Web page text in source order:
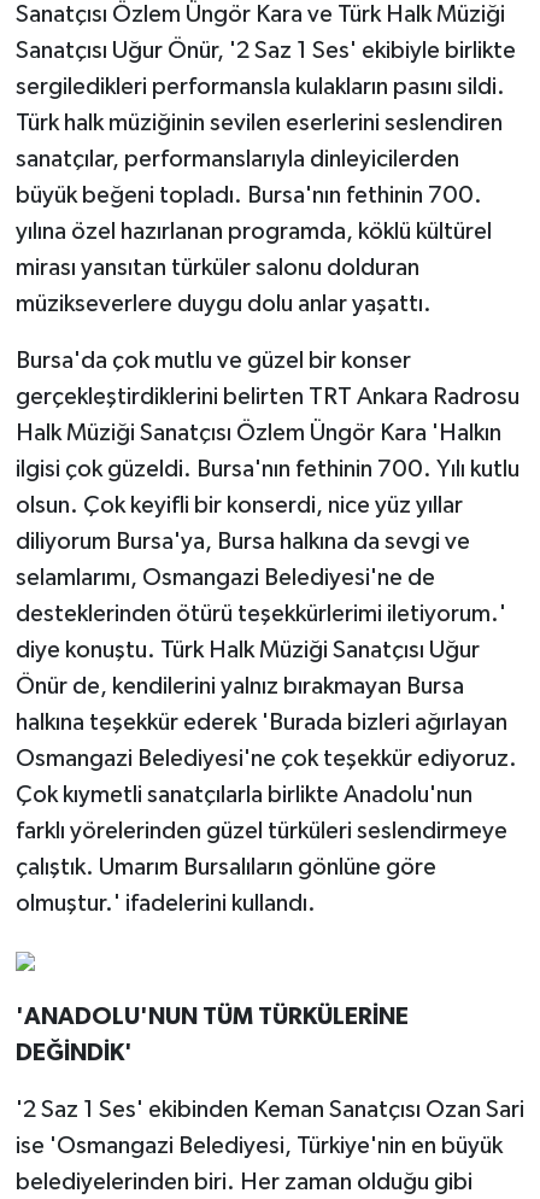
Sanatçısı Özlem Üngör Kara ve Türk Halk Müziği
Sanatçısı Uğur Önür, '2 Saz 1 Ses' ekibiyle birlikte
sergiledikleri performansla kulakların pasını sildi.
Türk halk müziğinin sevilen eserlerini seslendiren
sanatçılar, performanslarıyla dinleyicilerden
büyük beğeni topladı. Bursa'nın fethinin 700.
yılına özel hazırlanan programda, köklü kültürel
mirası yansıtan türküler salonu dolduran
müzikseverlere duygu dolu anlar yaşattı.
Bursa'da çok mutlu ve güzel bir konser
gerçekleştirdiklerini belirten TRT Ankara Radrosu
Halk Müziği Sanatçısı Özlem Üngör Kara 'Halkın
ilgisi çok güzeldi. Bursa'nın fethinin 700. Yılı kutlu
olsun. Çok keyifli bir konserdi, nice yüz yıllar
diliyorum Bursa'ya, Bursa halkına da sevgi ve
selamlarımı, Osmangazi Belediyesi'ne de
desteklerinden ötürü teşekkürlerimi iletiyorum.'
diye konuştu. Türk Halk Müziği Sanatçısı Uğur
Önür de, kendilerini yalnız bırakmayan Bursa
halkına teşekkür ederek 'Burada bizleri ağırlayan
Osmangazi Belediyesi'ne çok teşekkür ediyoruz.
Çok kıymetli sanatçılarla birlikte Anadolu'nun
farklı yörelerinden güzel türküleri seslendirmeye
çalıştık. Umarım Bursalıların gönlüne göre
olmuştur.' ifadelerini kullandı.
'ANADOLU'NUN TÜM TÜRKÜLERİNE
DEĞİNDİK'
'2 Saz 1 Ses' ekibinden Keman Sanatçısı Ozan Sari
ise 'Osmangazi Belediyesi, Türkiye'nin en büyük
belediyelerinden biri. Her zaman olduğu gibi